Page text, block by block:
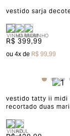
vestido sarja
R$ 399,99
ou4x deR$ 99,99
vestido tatty ii midi
recortado duas